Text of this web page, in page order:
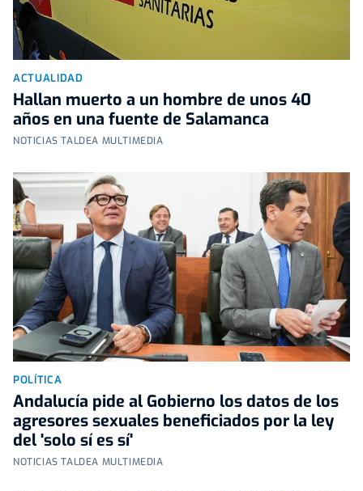
ACTUALIDAD
Hallan muerto a un hombre de unos 40
años en una fuente de Salamanca
NOTICIAS TALDEA MULTIMEDIA
POLÍTICA
Andalucía pide al Gobierno los datos de los
agresores sexuales beneficiados por la ley
del 'solo sí es sí'
NOTICIAS TALDEA MULTIMEDIA